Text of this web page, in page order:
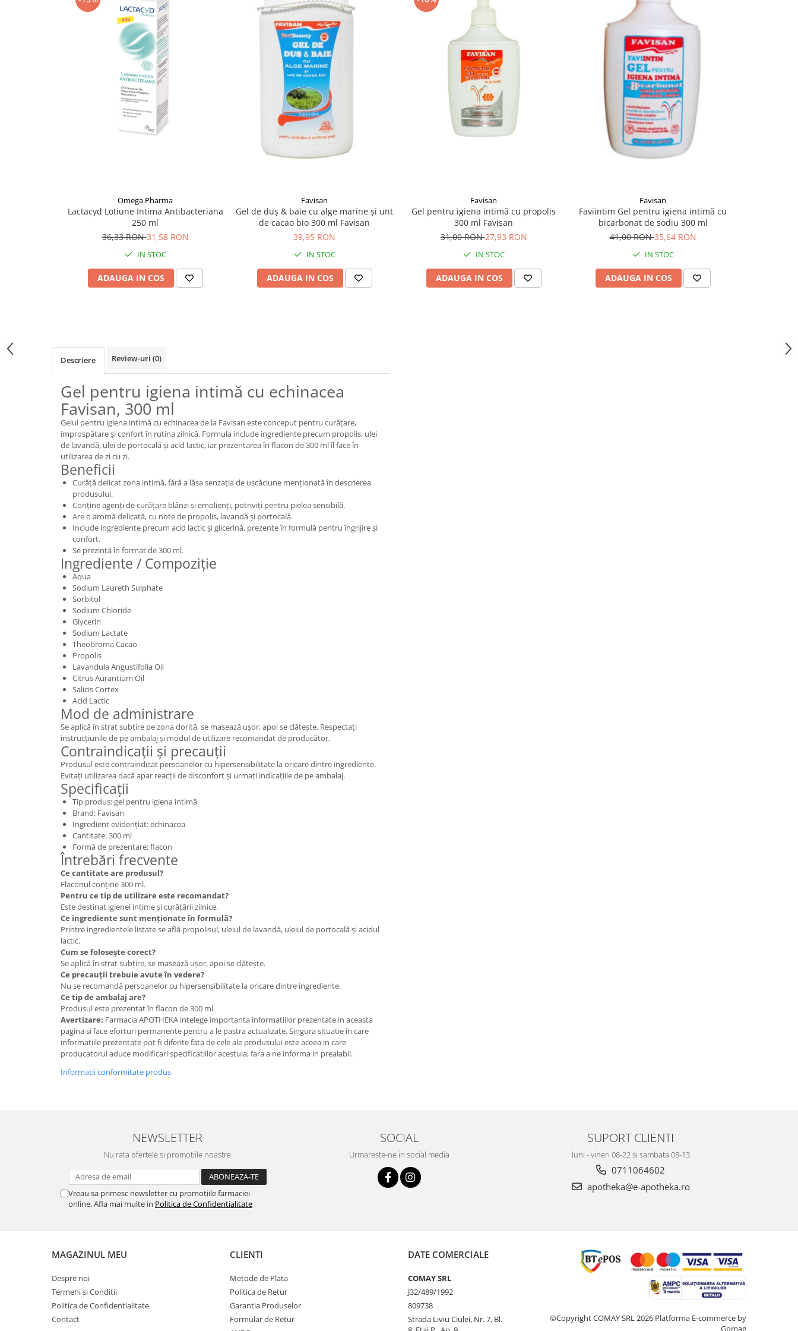
Supliment Vitamina D3
Omega Pharma
Lactacyd Lotiune Intima Antibacteriana
250 ml
36,33 RON31,58 RON
IN STOC
ADAUGA IN COS
Favisan
Gel de duș & baie cu alge marine și unt
de cacao bio 300 ml Favisan
39,95 RON
IN STOC
ADAUGA IN COS
Favisan
Gel pentru igiena intimă cu propolis
300 ml Favisan
31,00 RON27,93 RON
IN STOC
ADAUGA IN COS
Favisan
Faviintim Gel pentru igiena intimă cu
bicarbonat de sodiu 300 ml
41,00 RON35,64 RON
IN STOC
ADAUGA IN COS
Descriere Review-uri (0)
Gel pentru igiena intimă cu echinacea
Favisan, 300 ml
Gelul pentru igiena intimă cu echinacea de la Favisan este conceput pentru curățare,
împrospătare și confort în rutina zilnică. Formula include ingrediente precum propolis, ulei
de lavandă, ulei de portocală și acid lactic, iar prezentarea în flacon de 300 ml îl face în
utilizarea de zi cu zi.
Beneficii
Curăță delicat zona intimă, fără a lăsa senzația de uscăciune menționată în descrierea
produsului.
Conține agenți de curățare blânzi și emolienți, potriviți pentru pielea sensibilă.
Are o aromă delicată, cu note de propolis, lavandă și portocală.
Include ingrediente precum acid lactic și glicerină, prezente în formulă pentru îngrijire și
confort.
Se prezintă în format de 300 ml.
Ingrediente / Compoziție
Aqua
Sodium Laureth Sulphate
Sorbitol
Sodium Chloride
Glycerin
Sodium Lactate
Theobroma Cacao
Propolis
Lavandula Angustifolia Oil
Citrus Aurantium Oil
Salicis Cortex
Acid Lactic
Mod de administrare
Se aplică în strat subțire pe zona dorită, se masează ușor, apoi se clătește. Respectați
instrucțiunile de pe ambalaj și modul de utilizare recomandat de producător.
Contraindicații și precauții
Produsul este contraindicat persoanelor cu hipersensibilitate la oricare dintre ingrediente.
Evitați utilizarea dacă apar reacții de disconfort și urmați indicațiile de pe ambalaj.
Specificații
Tip produs: gel pentru igiena intimă
Brand: Favisan
Ingredient evidențiat: echinacea
Cantitate: 300 ml
Formă de prezentare: flacon
Întrebări frecvente
Ce cantitate are produsul?
Flaconul conține 300 ml.
Pentru ce tip de utilizare este recomandat?
Este destinat igienei intime și curățării zilnice.
Ce ingrediente sunt menționate în formulă?
Printre ingredientele listate se află propolisul, uleiul de lavandă, uleiul de portocală și acidul
lactic.
Cum se folosește corect?
Se aplică în strat subțire, se masează ușor, apoi se clătește.
Ce precauții trebuie avute în vedere?
Nu se recomandă persoanelor cu hipersensibilitate la oricare dintre ingrediente.
Ce tip de ambalaj are?
Produsul este prezentat în flacon de 300 ml.
Avertizare: Farmacia APOTHEKA intelege importanta informatiilor prezentate in aceasta
pagina si face eforturi permanente pentru a le pastra actualizate. Singura situatie in care
informatiile prezentate pot fi diferite fata de cele ale produsului este aceea in care
producatorul aduce modificari specificatiilor acestuia, fara a ne informa in prealabil.
Informatii conformitate produs
NEWSLETTER
Nu rata ofertele si promotiile noastre
Vreau sa primesc newsletter cu promotiile farmaciei
online. Afla mai multe in Politica de Confidentialitate
SOCIAL
Urmareste-ne in social media
SUPORT CLIENTI
luni - vineri 08-22 si sambata 08-13
0711064602
apotheka@e-apotheka.ro
MAGAZINUL MEU
Despre noi
Termeni si Conditii
Politica de Confidentialitate
Contact
CLIENTI
Metode de Plata
Politica de Retur
Garantia Produselor
Formular de Retur
DATE COMERCIALE
COMAY SRL
J32/489/1992
809738
Strada Liviu Ciulei, Nr. 7, Bl.
©Copyright COMAY SRL 2026 Platforma E-commerce by
Gomag